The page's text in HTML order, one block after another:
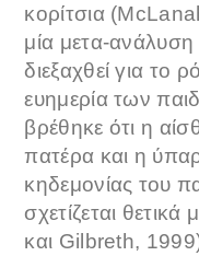
κορίτσια
μία μετα-
διεξαχθεί για το
ευημερία των
βρέθηκε ότι η
πατέρα και η
κηδεμονίας του
σχετίζεται
και Gilbreth,